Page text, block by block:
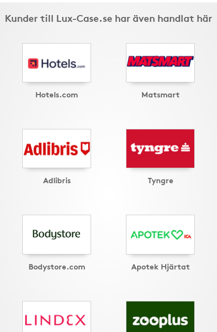
Kunder till Lux-Case.se har även handlat här
Hotels.com Matsmart
Adlibris Tyngre
Bodystore.com Apotek Hjärtat